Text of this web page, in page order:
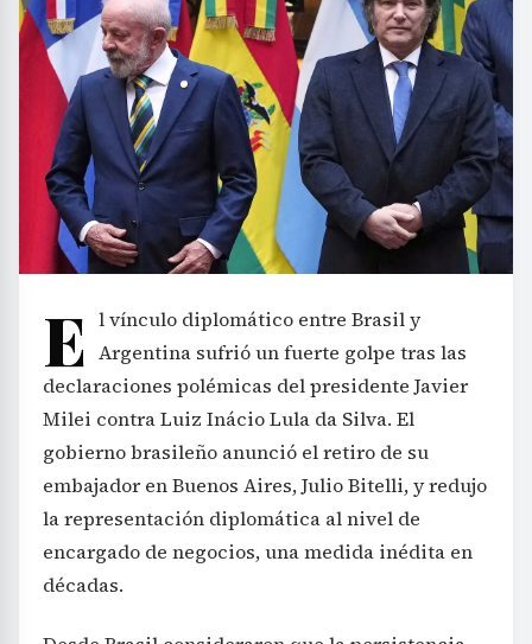
E l vínculo diplomático entre Brasil y
Argentina sufrió un fuerte golpe tras las
declaraciones polémicas del presidente Javier
Milei contra Luiz Inácio Lula da Silva. El
gobierno brasileño anunció el retiro de su
embajador en Buenos Aires, Julio Bitelli, y redujo
la representación diplomática al nivel de
encargado de negocios, una medida inédita en
décadas.